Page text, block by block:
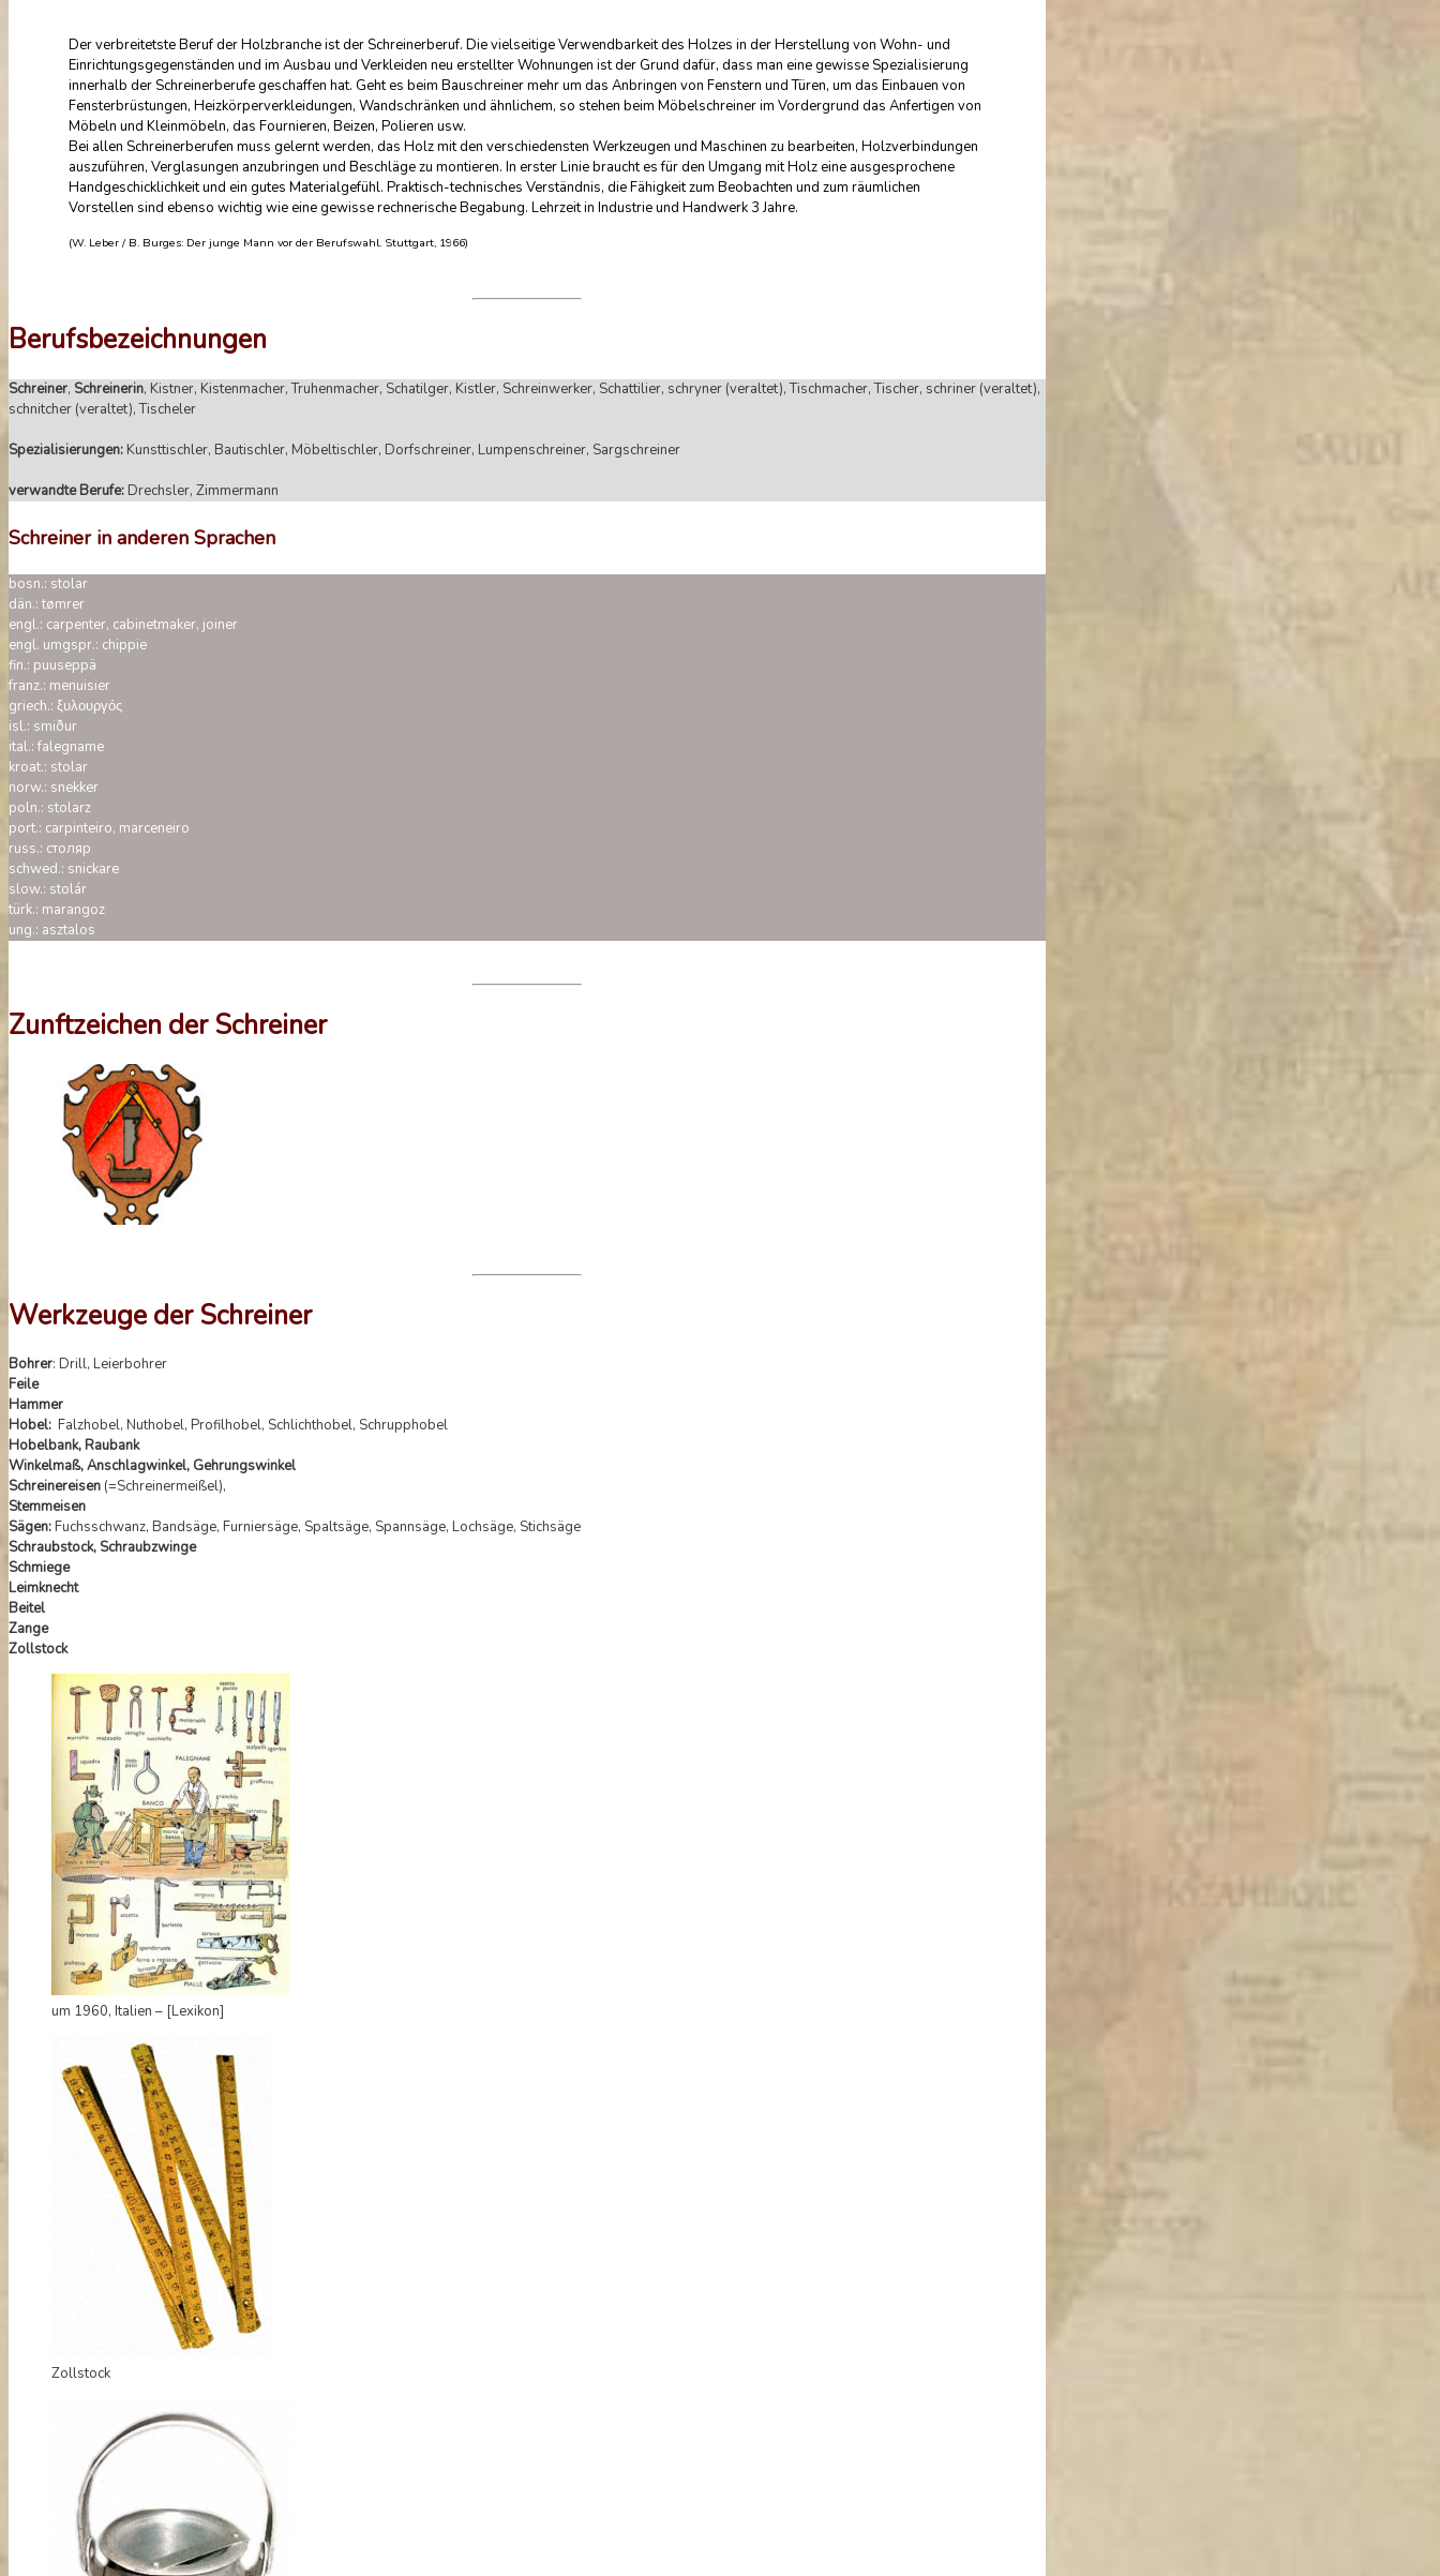
Der verbreitetste Beruf der Holzbranche ist der Schreinerberuf. Die vielseitige Verwendbarkeit des Holzes in der Herstellung von Wohn- und
Einrichtungsgegenständen und im Ausbau und Verkleiden neu erstellter Wohnungen ist der Grund dafür, dass man eine gewisse Spezialisierung
innerhalb der Schreinerberufe geschaffen hat. Geht es beim Bauschreiner mehr um das Anbringen von Fenstern und Türen, um das Einbauen von
Fensterbrüstungen, Heizkörperverkleidungen, Wandschränken und ähnlichem, so stehen beim Möbelschreiner im Vordergrund das Anfertigen von
Möbeln und Kleinmöbeln, das Fournieren, Beizen, Polieren usw.
Bei allen Schreinerberufen muss gelernt werden, das Holz mit den verschiedensten Werkzeugen und Maschinen zu bearbeiten, Holzverbindungen
auszuführen, Verglasungen anzubringen und Beschläge zu montieren. In erster Linie braucht es für den Umgang mit Holz eine ausgesprochene
Handgeschicklichkeit und ein gutes Materialgefühl. Praktisch-technisches Verständnis, die Fähigkeit zum Beobachten und zum räumlichen
Vorstellen sind ebenso wichtig wie eine gewisse rechnerische Begabung. Lehrzeit in Industrie und Handwerk 3 Jahre.
(W. Leber / B. Burges: Der junge Mann vor der Berufswahl. Stuttgart, 1966)
Berufsbezeichnungen
Schreiner, Schreinerin, Kistner, Kistenmacher, Truhenmacher, Schatilger, Kistler, Schreinwerker, Schattilier, schryner (veraltet), Tischmacher, Tischer, schriner (veraltet),
schnitcher (veraltet), Tischeler
Spezialisierungen: Kunsttischler, Bautischler, Möbeltischler, Dorfschreiner, Lumpenschreiner, Sargschreiner
verwandte Berufe: Drechsler, Zimmermann
Schreiner in anderen Sprachen
bosn.: stolar
dän.: tømrer
engl.: carpenter, cabinetmaker, joiner
engl. umgspr.: chippie
fin.: puuseppä
franz.: menuisier
griech.: ξυλουργός
isl.: smiður
ital.: falegname
kroat.: stolar
norw.: snekker
poln.: stolarz
port.: carpinteiro, marceneiro
russ.: столяр
schwed.: snickare
slow.: stolár
türk.: marangoz
ung.: asztalos
Zunftzeichen der Schreiner
Werkzeuge der Schreiner
Bohrer: Drill, Leierbohrer
Feile
Hammer
Hobel: Falzhobel, Nuthobel, Profilhobel, Schlichthobel, Schrupphobel
Hobelbank, Raubank
Winkelmaß, Anschlagwinkel, Gehrungswinkel
Schreinereisen (=Schreinermeißel),
Stemmeisen
Sägen:Fuchsschwanz, Bandsäge, Furniersäge, Spaltsäge, Spannsäge, Lochsäge, Stichsäge
Schraubstock, Schraubzwinge
Schmiege
Leimknecht
Beitel
Zange
Zollstock
um 1960, Italien – [Lexikon]
Zollstock